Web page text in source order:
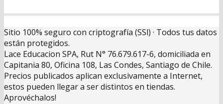
Sitio 100% seguro con criptografía (SSl) · Todos tus datos
están protegidos.
Lace Educacion SPA, Rut N° 76.679.617-6, domiciliada en
Capitania 80, Oficina 108, Las Condes, Santiago de Chile.
Precios publicados aplican exclusivamente a Internet,
estos pueden llegar a ser distintos en tiendas.
Aprovéchalos!